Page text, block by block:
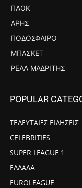
ΠΑΟΚ
ΆΡΗΣ
ΠΟΔΌΣΦΑΙΡΟ
ΜΠΆΣΚΕΤ
ΡΕΆΛ ΜΑΔΡΊΤΗΣ
POPULAR
ΤΕΛΕΥΤΑΙΕΣ ΕΙΔΗΣΕΙΣ
CELEBRITIES
SUPER LEAGUE 1
ΕΛΛΑΔΑ
EUROLEAGUE